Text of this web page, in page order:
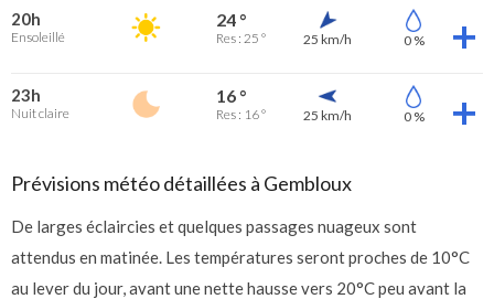
20h
Ensoleillé
24 °
Res : 25 ° 25 km/h 0 %
23h
Nuit claire
16 °
Res : 16 ° 25 km/h 0 %
Prévisions météo détaillées à Gembloux
De larges éclaircies et quelques passages nuageux sont
attendus en matinée. Les températures seront proches de 10°C
au lever du jour, avant une nette hausse vers 20°C peu avant la